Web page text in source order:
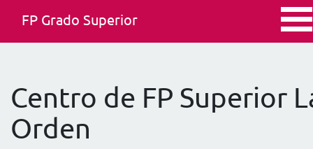
FP Grado Superior
Centro de FP Superior
Orden